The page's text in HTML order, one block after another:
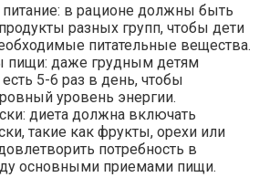
питание: в рационе должны быть
разных групп, чтобы дети
питательные вещества.
пищи: даже грудным детям
5-6 раз в день, чтобы
уровень энергии.
диета должна включать
такие как фрукты, орехи или
потребность в
основными приемами пищи.